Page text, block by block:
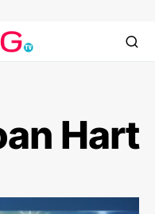
Hart